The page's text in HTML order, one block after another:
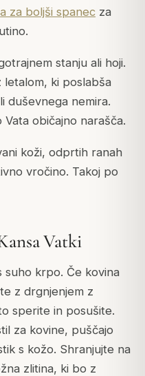
za boljši spanec za
stanju ali hoji.
ki poslabša
duševnega nemira.
običajno narašča.
koži, odprtih ranah
vročino. Takoj po
Vatki
krpo. Če kovina
z drgnjenjem z
sperite in posušite.
za kovine, puščajo
s kožo. Shranjujte na
zlitina, ki bo z